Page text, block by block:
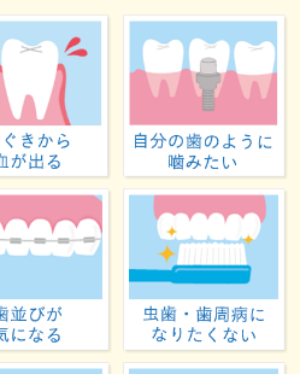
歯ぐきから血が出る
歯の健康を守りたい歯並びが気になる